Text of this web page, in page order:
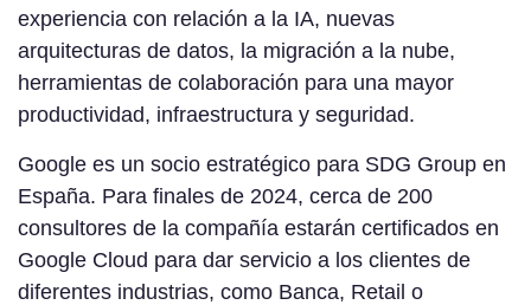
experiencia con relación a la IA, nuevas
arquitecturas de datos, la migración a la nube,
herramientas de colaboración para una mayor
productividad, infraestructura y seguridad.
Google es un socio estratégico para SDG Group en
España. Para finales de 2024, cerca de 200
consultores de la compañía estarán certificados en
Google Cloud para dar servicio a los clientes de
diferentes industrias, como Banca, Retail o